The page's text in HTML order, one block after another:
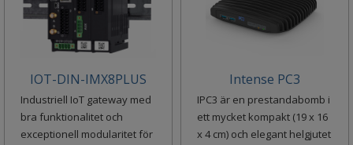
IOT-DIN-IMX8PLUS
Industriell IoT gateway med
bra funktionalitet och
exceptionell modularitet för
Intense PC3
IPC3 är en prestandabomb i
ett mycket kompakt (19 x 16
x 4 cm) och elegant helgjutet